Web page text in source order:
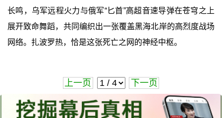
长鸣，乌军远程火力与俄军“匕首”高超音速导弹在苍穹之上
展开致命舞蹈，共同编织出一张覆盖黑海北岸的高烈度战场
网络。扎波罗热，恰是这张死亡之网的神经中枢。
上一页 下一页